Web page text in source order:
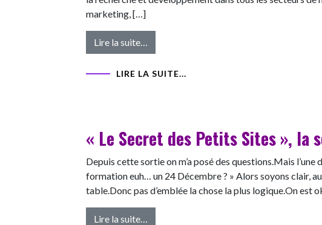
marketing, […]
Lire la suite…
LIRE LA SUITE...
« Le Secret des Petits Sites », la
Depuis cette sortie on m’a posé des questions.Mais l’une
formation euh… un 24 Décembre ? » Alors soyons clair,
table.Donc pas d’emblée la chose la plus logique.On est
Lire la suite…